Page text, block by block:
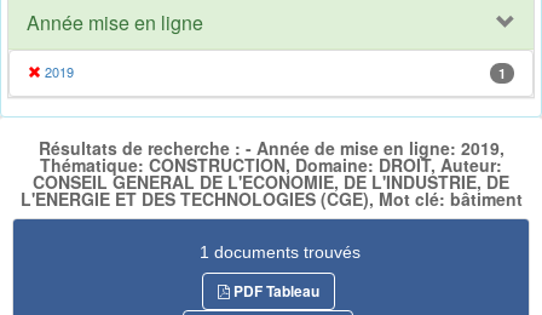
Année mise en ligne
2019 1
Résultats de recherche : - Année de mise en ligne: 2019,
Thématique: CONSTRUCTION, Domaine: DROIT, Auteur:
CONSEIL GENERAL DE L'ECONOMIE, DE L'INDUSTRIE, DE
L'ENERGIE ET DES TECHNOLOGIES (CGE), Mot clé: bâtiment
1 documents trouvés
PDF Tableau